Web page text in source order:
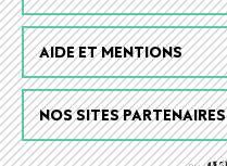
AIDE ET MENTIONS
NOS SITES PARTENAIRES